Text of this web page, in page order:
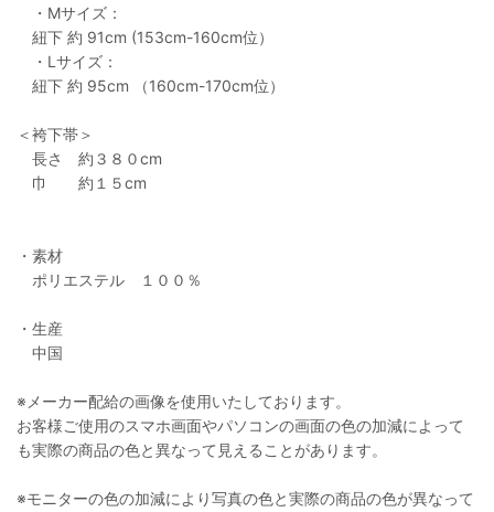
・Mサイズ：
紐下 約 91cm (153cm-160cm位）
・Lサイズ：
紐下 約 95cm （160cm-170cm位）
＜袴下帯＞
長さ 約３８０cm
巾 約１５cm
・素材
ポリエステル １００％
・生産
中国
※メーカー配給の画像を使用いたしております。
お客様ご使用のスマホ画面やパソコンの画面の色の加減によって
も実際の商品の色と異なって見えることがあります。
※モニターの色の加減により写真の色と実際の商品の色が異なって